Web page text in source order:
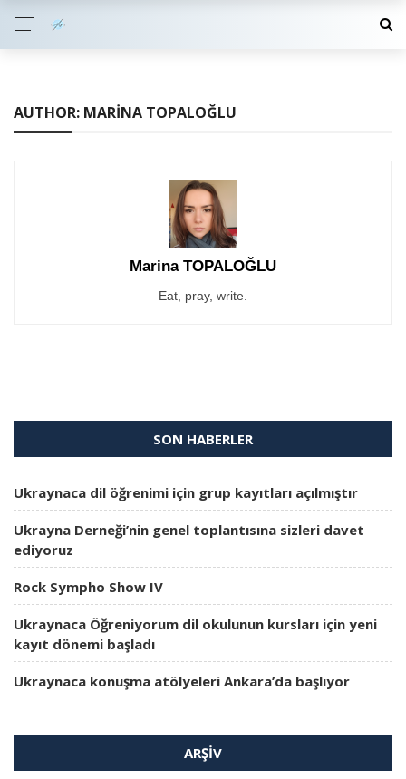
AUTHOR: MARINA TOPALOĞLU
Marina TOPALOĞLU
Eat, pray, write.
SON HABERLER
Ukraynaca dil öğrenimi için grup kayıtları açılmıştır
Ukrayna Derneği’nin genel toplantısına sizleri davet
ediyoruz
Rock Sympho Show IV
Ukraynaca Öğreniyorum dil okulunun kursları için yeni
kayıt dönemi başladı
Ukraynaca konuşma atölyeleri Ankara’da başlıyor
ARŞIV